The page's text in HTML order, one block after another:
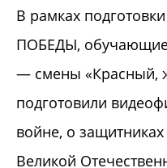
В рамках
ПОБЕДЫ,
— смены «Красный,
подготовили
войне, о
Великой